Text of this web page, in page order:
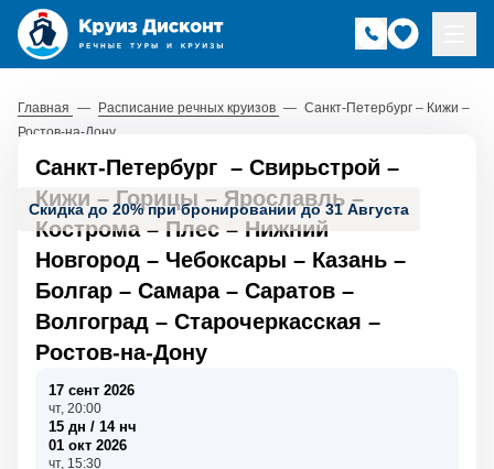
Главная — Расписание речных круизов — Санкт-Петербург – Кижи –
Ростов-на-Дону
Скидка до 20% при бронировании до 31 Августа
Санкт-Петербург – Свирьстрой –
Кижи –Горицы – Ярославль –
Кострома– Плес – Нижний
Новгород – Чебоксары – Казань –
Болгар – Самара– Саратов –
Волгоград – Старочеркасская –
Ростов-на-Дону
17 сент 2026
чт, 20:00
15 дн / 14 нч
01 окт 2026
чт, 15:30